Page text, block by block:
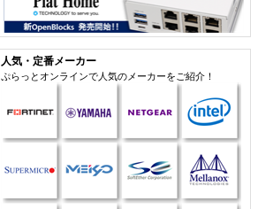
人気・定番メーカー
ぷらっとオンラインで人気のメーカーをご紹介！